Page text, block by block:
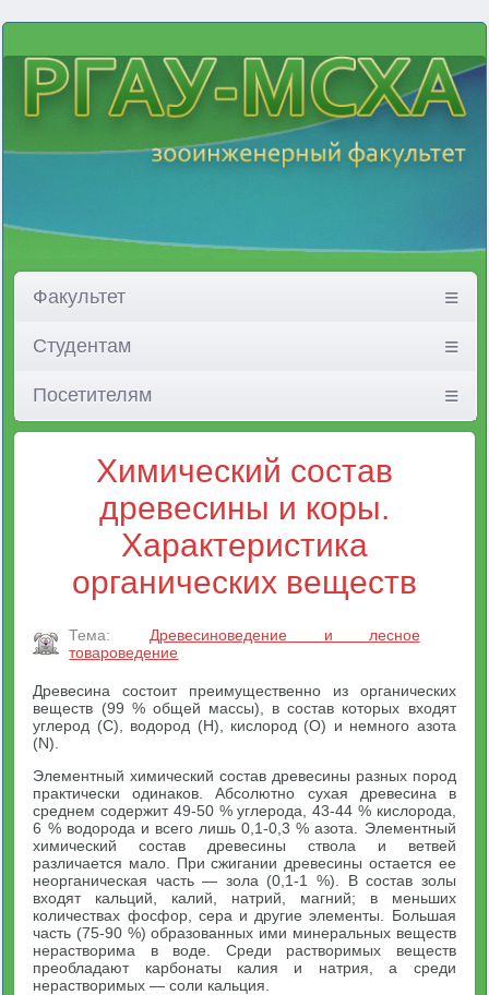
Факультет
Студентам
Посетителям
Химический состав
древесины и коры.
Характеристика
органических веществ
Тема:
Древесиноведение и лесное
товароведение
Древесина состоит преимущественно из органических
веществ (99 % общей массы), в состав которых входят
углерод (С), водород (Н), кислород (О) и немного азота
(N).
Элементный химический состав древесины разных пород
практически одинаков. Абсолютно сухая древесина в
среднем содержит 49-50 % углерода, 43-44 % кислорода,
6 % водорода и всего лишь 0,1-0,3 % азота. Элементный
химический состав древесины ствола и ветвей
различается мало. При сжигании древесины остается ее
неорганическая часть — зола (0,1-1 %). В состав золы
входят кальций, калий, натрий, магний; в меньших
количествах фосфор, сера и другие элементы. Большая
часть (75-90 %) образованных ими минеральных веществ
нерастворима в воде. Среди растворимых веществ
преобладают карбонаты калия и натрия, а среди
нерастворимых — соли кальция.